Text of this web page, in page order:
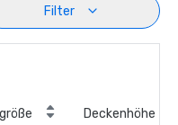
Filter
Deckenhöhe